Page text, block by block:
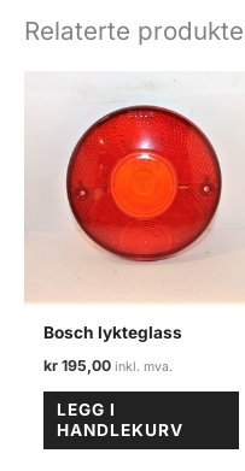
antall
Relaterte
Bosch lykteglass
kr 195,00
LEGG I
HANDLEKURV